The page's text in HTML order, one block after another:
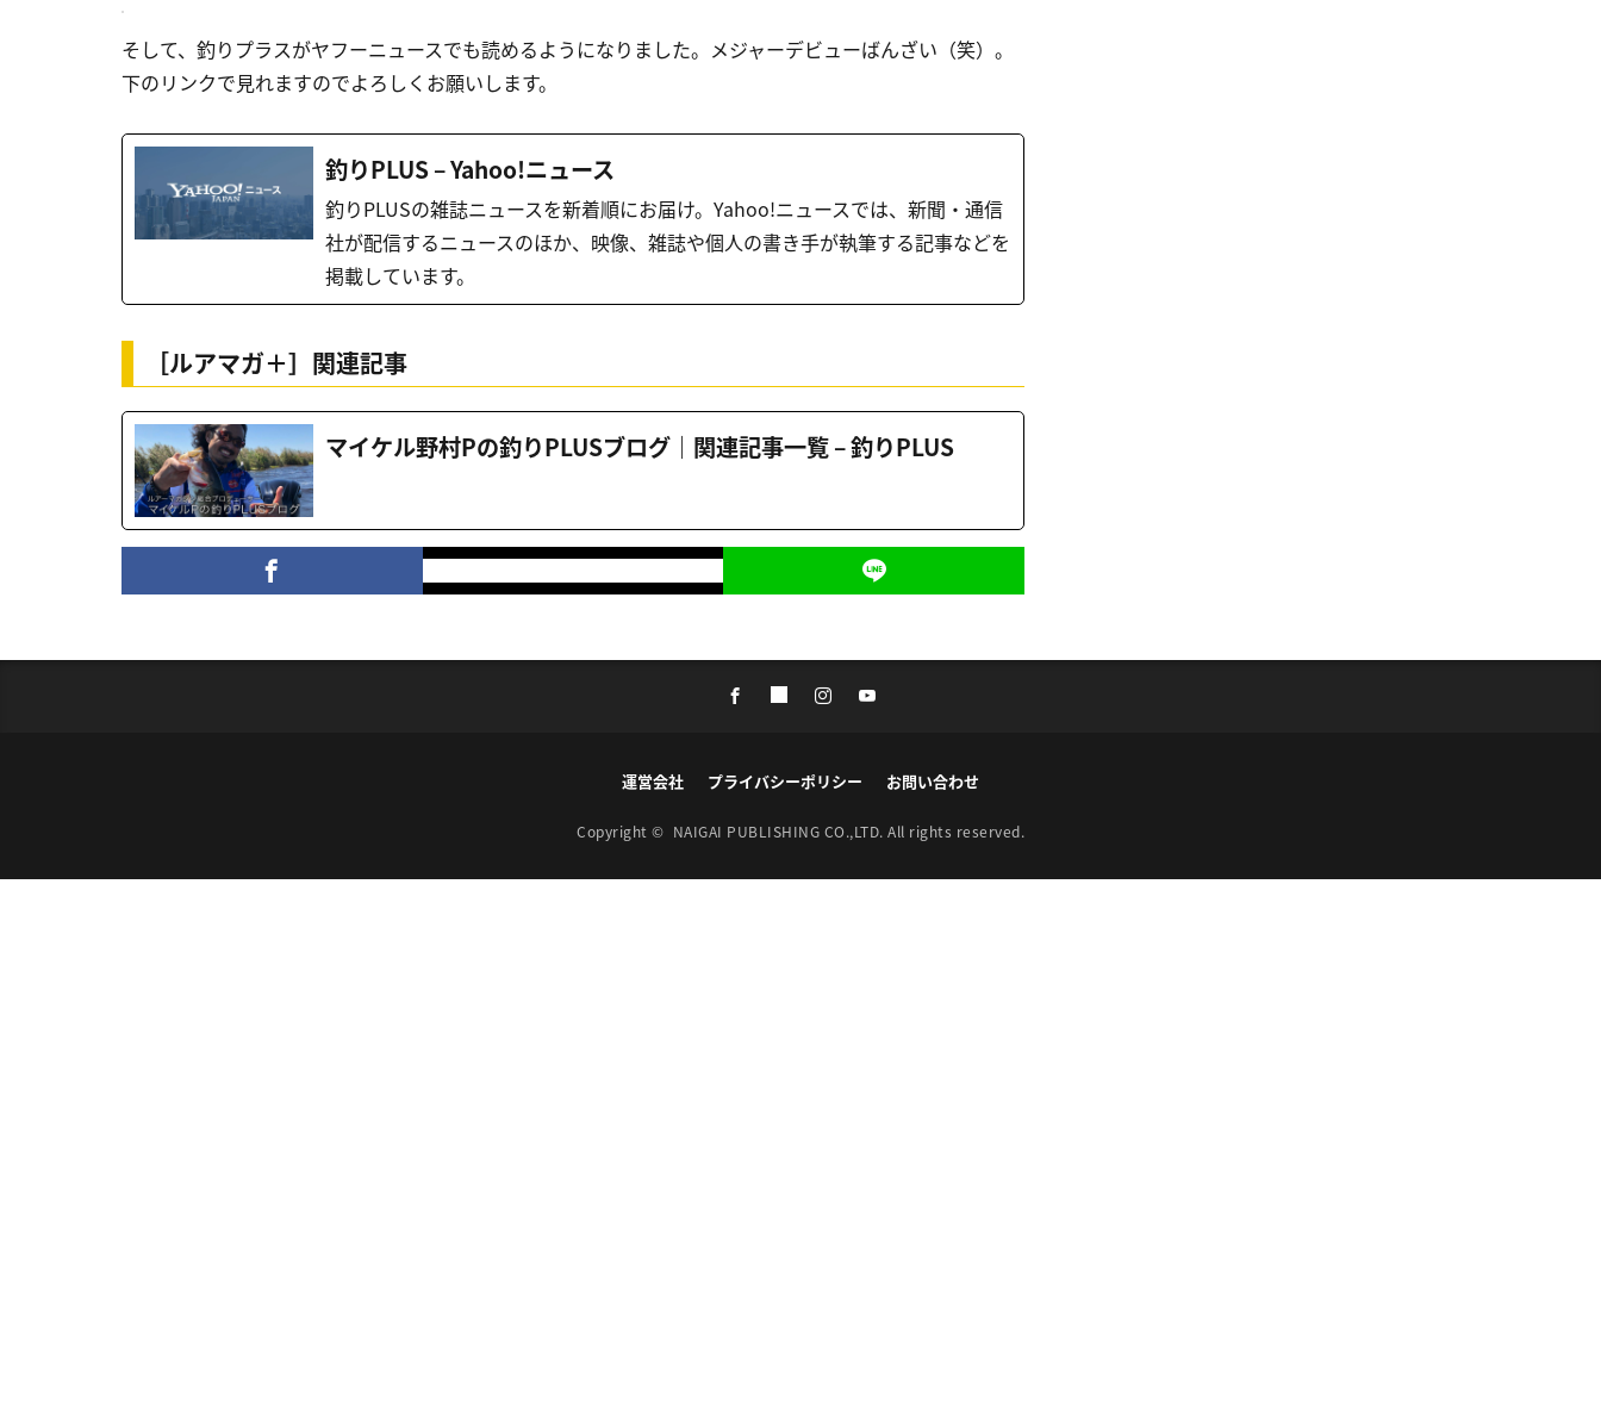
そして、釣りプラスがヤフーニュースでも読めるようになりました。メジャーデビューばんざい（笑）。
下のリンクで見れますのでよろしくお願いします。
釣りPLUS – Yahoo!ニュース
釣りPLUSの雑誌ニュースを新着順にお届け。Yahoo!ニュースでは、新聞・通信
社が配信するニュースのほか、映像、雑誌や個人の書き手が執筆する記事などを
掲載しています。
［ルアマガ＋］関連記事
マイケル野村Pの釣りPLUSブログ｜関連記事一覧 – 釣りPLUS
運営会社 プライバシーポリシー お問い合わせ
Copyright © NAIGAI PUBLISHING CO.,LTD. All rights reserved.